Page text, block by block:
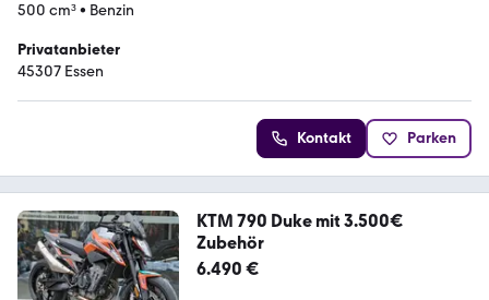
500 cm³• Benzin
Privatanbieter
45307 Essen
Kontakt Parken
KTM 790 Duke mit 3.500€
Zubehör
6.490 €